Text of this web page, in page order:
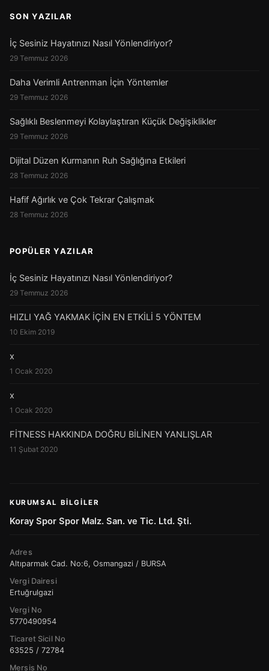
SON YAZILAR
İç Sesiniz Hayatınızı Nasıl Yönlendiriyor?
29 Temmuz 2026
Daha Verimli Antrenman İçin Yöntemler
29 Temmuz 2026
Sağlıklı Beslenmeyi Kolaylaştıran Küçük Değişiklikler
29 Temmuz 2026
Dijital Düzen Kurmanın Ruh Sağlığına Etkileri
28 Temmuz 2026
Hafif Ağırlık ve Çok Tekrar Çalışmak
28 Temmuz 2026
POPÜLER YAZILAR
İç Sesiniz Hayatınızı Nasıl Yönlendiriyor?
29 Temmuz 2026
HIZLI YAĞ YAKMAK İÇİN EN ETKİLİ 5 YÖNTEM
10 Ekim 2019
x
1 Ocak 2020
x
1 Ocak 2020
FİTNESS HAKKINDA DOĞRU BİLİNEN YANLIŞLAR
11 Şubat 2020
KURUMSAL BILGILER
Koray Spor Spor Malz. San. ve Tic. Ltd. Şti.
Adres
Altıparmak Cad. No:6, Osmangazi / BURSA
Vergi Dairesi
Ertuğrulgazi
Vergi No
5770490954
Ticaret Sicil No
63525 / 72784
Mersis No